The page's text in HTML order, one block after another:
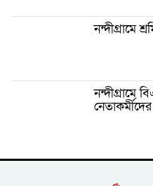
নন্দীগ্রামে
নন্দীগ্রামে
নেতাকর্মীদের